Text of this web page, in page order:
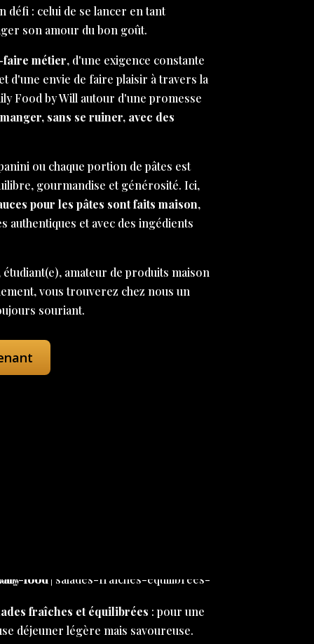
défi : celui de se lancer en tant
son amour du bon goût.
métier, d'une exigence constante
d'une envie de faire plaisir à travers la
Food by Will autour d'une promesse
sans se ruiner, avec des
ou chaque portion de pâtes est
gourmandise et générosité. Ici,
pour les pâtes sont faits maison,
authentiques et avec des ingédients
amateur de produits maison
vous trouverez chez nous un
souriant.
fraîches et équilibrées : pour une
déjeuner légère mais savoureuse.